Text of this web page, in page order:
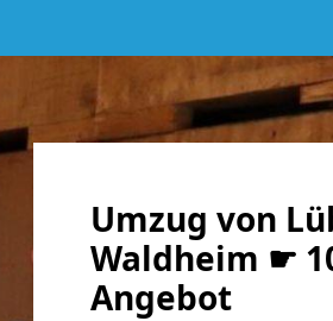
Umzug von
Waldheim ☛
Angebot